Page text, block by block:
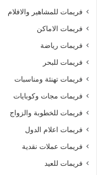
فريمات للمشاهير والافلام
فريمات الاماكن
فريمات رياضة
فريمات للبحر
فريمات تهنئة ومناسبات
فريمات مجات وكوبايات
فريمات للخطوبة والزواج
فريمات اعلام الدول
فريمات عملات نقدية
فريمات للعيد